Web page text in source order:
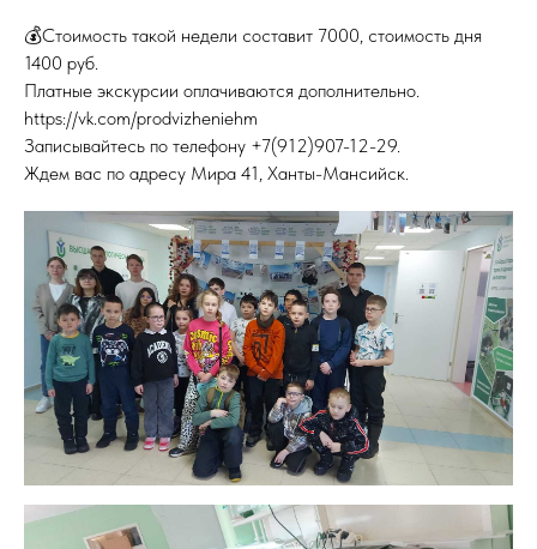
💰Стоимость такой недели составит 7000, стоимость дня
1400 руб.
Платные экскурсии оплачиваются дополнительно.
https://vk.com/prodvizheniehm
Записывайтесь по телефону +7(912)907-12-29.
Ждем вас по адресу Мира 41, Ханты-Мансийск.